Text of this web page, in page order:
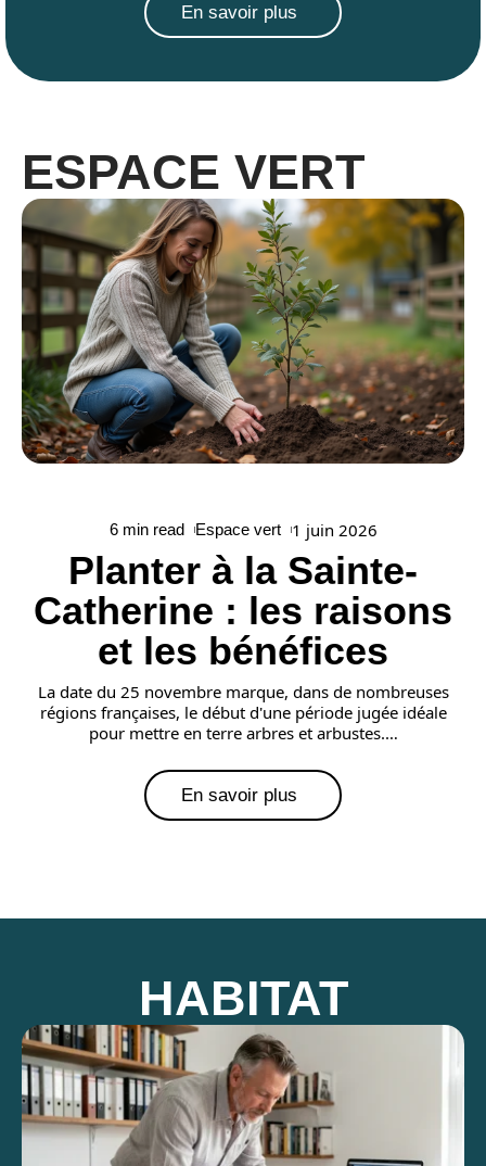
En savoir plus
ESPACE VERT
6 min read Espace vert 1 juin 2026
Planter à la Sainte-
Catherine : les raisons
et les bénéfices
La date du 25 novembre marque, dans de nombreuses
régions françaises, le début d'une période jugée idéale
pour mettre en terre arbres et arbustes.…
En savoir plus
HABITAT